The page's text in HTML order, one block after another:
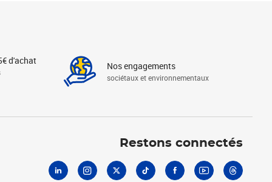
d'achat Nos engagements
sociétaux et environnementaux
Restons connectés